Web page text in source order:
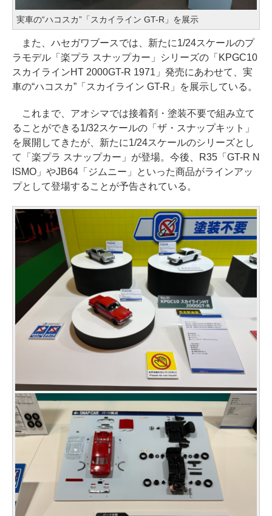
実車の“ハコスカ”「スカイライン GT-R」を展示
また、ハセガワブースでは、新たに1/24スケールのプ
ラモデル「楽プラ スナップカー」シリーズの「KPGC10
スカイラインHT 2000GT-R 1971」発売にあわせて、実
車の“ハコスカ”「スカイライン GT-R」を展示している。
これまで、アオシマでは接着剤・塗装不要で組み立て
ることができる1/32スケールの「ザ・スナップキット」
を展開してきたが、新たに1/24スケールのシリーズとし
て「楽プラ スナップカー」が登場。今後、R35「GT-R N
ISMO」やJB64「ジムニー」といった商品がラインアッ
プとして登場することが予告されている。